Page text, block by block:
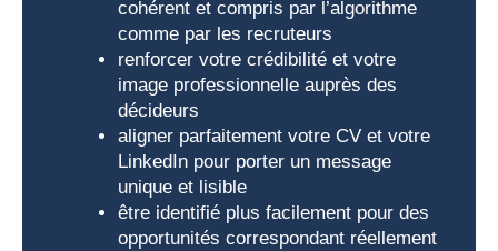
cohérent et compris par l’algorithme
comme par les recruteurs
renforcer votre crédibilité et votre
image professionnelle auprès des
décideurs
aligner parfaitement votre CV et votre
LinkedIn pour porter un message
unique et lisible
être identifié plus facilement pour des
opportunités correspondant réellement